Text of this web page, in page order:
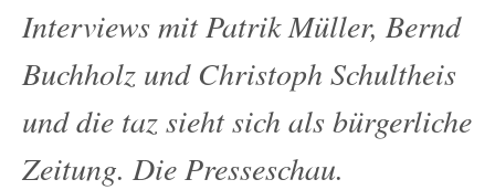
Interviews mit Patrik Müller, Bernd
Buchholz und Christoph Schultheis
und die taz sieht sich als bürgerliche
Zeitung. Die Presseschau.